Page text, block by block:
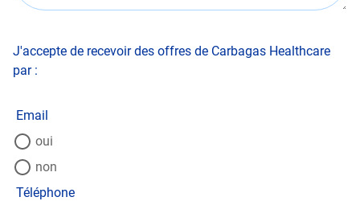
J'accepte de recevoir des offres de Carbagas Healthcare
par :
Email
oui
non
Téléphone